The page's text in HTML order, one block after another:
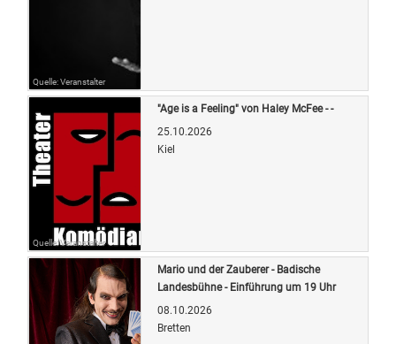
Quelle: Veranstalter
Quelle: Veranstalter
"Age is a Feeling" von Haley McFee - -
25.10.2026
Kiel
Mario und der Zauberer - Badische
Landesbühne - Einführung um 19 Uhr
08.10.2026
Bretten